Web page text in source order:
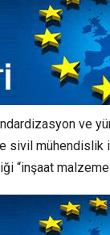
ve
sivil
“inşaat